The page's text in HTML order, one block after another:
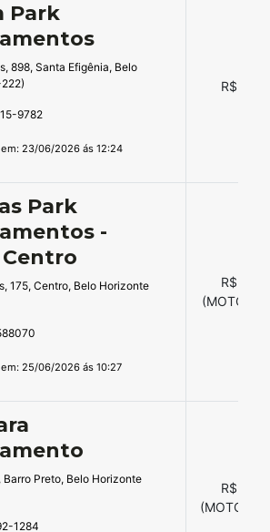
Park
898, Santa Efigênia, Belo
9782
23/06/2026 ás 12:24
R$
Park
-
175, Centro, Belo Horizonte
25/06/2026 ás 10:27
R$
(MOTO
Barro Preto, Belo Horizonte
1284
R$
(MOTO =